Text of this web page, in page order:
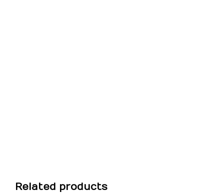
Related products